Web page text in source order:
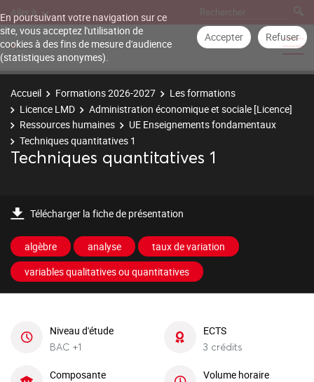
En poursuivant votre navigation sur ce
site, vous acceptez l'utilisation de
cookies à des fins de mesure d'audience
(statistiques anonymes).
Accepter Refuser
Aller à
Accueil Formations 2026-2027
Les formations
Licence LMD
Administration économique et sociale [Licence]
Ressources humaines
UE Enseignements fondamentaux
Techniques quantitatives 1
Techniques quantitatives 1
Télécharger la fiche de présentation
algèbre analyse
taux de variation
variables qualitatives ou quantitatives
Niveau d'étude
BAC +1
ECTS
3 crédits
Composante Volume horaire